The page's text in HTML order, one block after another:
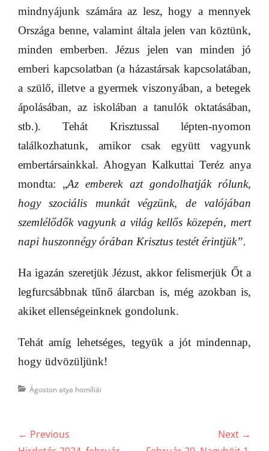
mindnyájunk számára az lesz, hogy a mennyek
Országa benne, valamint általa jelen van köztünk,
minden emberben. Jézus jelen van minden jó
emberi kapcsolatban (a házastársak kapcsolatában,
a szülő, illetve a gyermek viszonyában, a betegek
ápolásában, az iskolában a tanulók oktatásában,
stb.). Tehát Krisztussal lépten-nyomon
találkozhatunk, amikor csak együtt vagyunk
embertársainkkal. Ahogyan Kalkuttai Teréz anya
mondta: „Az emberek azt gondolhatják rólunk,
hogy szociális munkát végzünk, de valójában
szemlélődők vagyunk a világ kellős közepén, mert
napi huszonnégy órában Krisztus testét érintjük”.
Ha igazán szeretjük Jézust, akkor felismerjük Őt a
legfurcsábbnak tűnő álarcban is, még azokban is,
akiket ellenségeinknek gondolunk.
Tehát amíg lehetséges, tegyük a jót mindennap,
hogy üdvözüljünk!
Categories
Ágoston atya homíliái
Bejegyzés
← Previous
Next →